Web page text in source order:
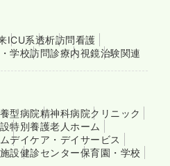
ICU系透析訪問看護
学校訪問診療内視鏡治験関連
型病院精神科病院クリニック
特別養護老人ホーム
デイケア・デイサービス
設健診センター保育園・学校